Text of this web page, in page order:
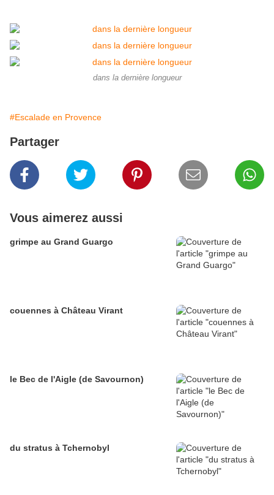
dans la dernière longueur
#Escalade en Provence
Partager
Vous aimerez aussi
grimpe au Grand Guargo
couennes à Château Virant
le Bec de l'Aigle (de Savournon)
du stratus à Tchernobyl